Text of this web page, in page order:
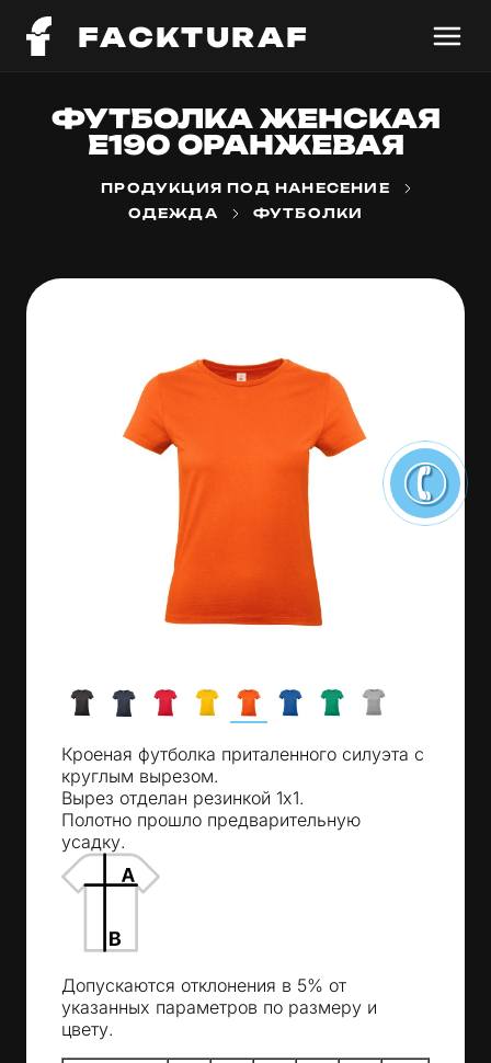
FACKTURAF
ФУТБОЛКА ЖЕНСКАЯ
E190 ОРАНЖЕВАЯ
ПРОДУКЦИЯ ПОД НАНЕСЕНИЕ
ОДЕЖДА
ФУТБОЛКИ
Кроеная футболка приталенного силуэта с
круглым вырезом.
Вырез отделан резинкой 1х1.
Полотно прошло предварительную
усадку.
Допускаются отклонения в 5% от
указанных параметров по размеру и
цвету.